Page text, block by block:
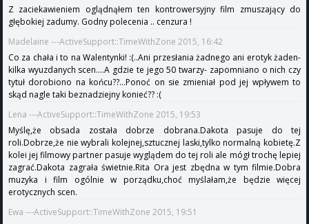
Z zaciekawieniem oglądnąłem ten kontrowersyjny film zmuszający do
głębokiej zadumy. Godny polecenia .. cenzura !
Madelaine ---ActiveSupport::TimeWithZone 2015, 16:42
Co za chała i to na Walentynki! :(..Ani przesłania żadnego ani erotyk żaden-
kilka wyuzdanych scen....A gdzie te jego 50 twarzy- zapomniano o nich czy
tytuł dorobiono na końcu??...Ponoć on sie zmieniał pod jej wpływem to
skąd nagle taki beznadziejny konieć?? :(
Lena ---ActiveSupport::TimeWithZone 2015, 19:53
Myślę,że obsada została dobrze dobrana.Dakota pasuje do tej
roli.Dobrze,że nie wybrali kolejnej,sztucznej laski,tylko normalną kobietę.Z
kolei jej filmowy partner pasuje wyglądem do tej roli ale mógł trochę lepiej
zagrać.Dakota zagrała świetnie.Rita Ora jest zbędna w tym filmie.Dobra
muzyka i film ogólnie w porządku,choć myślałam,że będzie więcej
erotycznych scen.
Ewa ---ActiveSupport::TimeWithZone 2015, 19:51